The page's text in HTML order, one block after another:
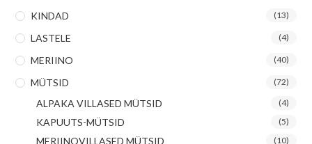
KINDAD (13)
LASTELE (4)
MERIINO (40)
MÜTSID (72)
ALPAKA VILLASED MÜTSID (4)
KAPUUTS-MÜTSID (5)
MERIINOVILLASED MÜTSID (10)